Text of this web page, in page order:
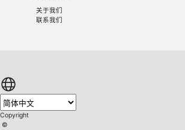
关于我们
联系我们
Copyright
©